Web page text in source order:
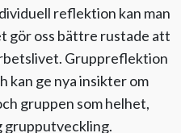
reflektion kan man
gör oss bättre rustade att
Gruppreflektion
kan ge nya insikter om
gruppen som helhet,
grupputveckling.